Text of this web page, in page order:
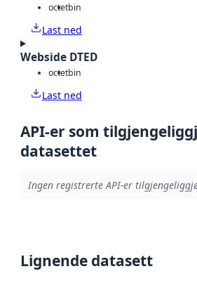
octetbin
Last ned
Webside DTED
octetbin
Last ned
API-er som
datasettet
Ingen registrerte API-er
Lignende datasett